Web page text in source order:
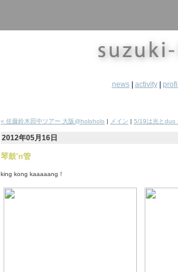
news| activity|
« 佐藤鈴木田中ツアー 大阪@holoholo | メイン | 5/19は光とduo
2012年05月16日
琴鼓'n管
king kong kaaaaang！